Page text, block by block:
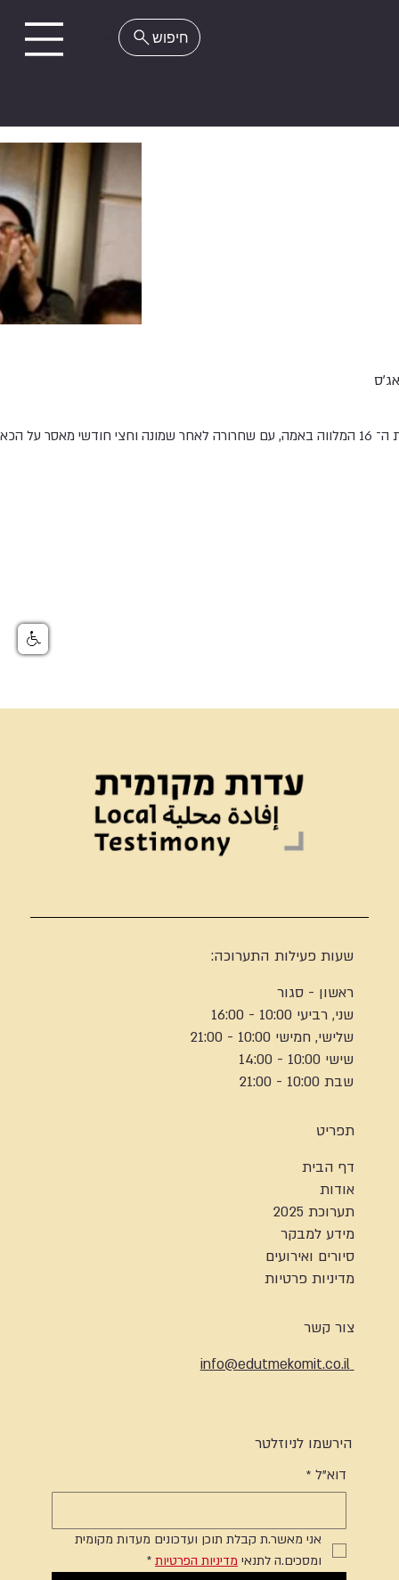
הכאת חייל.
שעות פעילות התערוכה:
ראשון - סגור
שני, רביעי 10:00 - 16:00
שלישי, חמישי 10:00 - 21:00
שישי 10:00 - 14:00
שבת 10:00 - 21:00
תפריט
דף הבית
אודות
תערוכת 2025
מידע למבקר
סיורים ואירועים
מדיניות פרטיות
צור קשר
info@edutmekomit.co.il
הירשמו לניוזלטר
דוא"ל *
אני מאשר.ת קבלת תוכן ועדכונים מעדות מקומית
ומסכים.ה לתנאי מדיניות הפרטיות *